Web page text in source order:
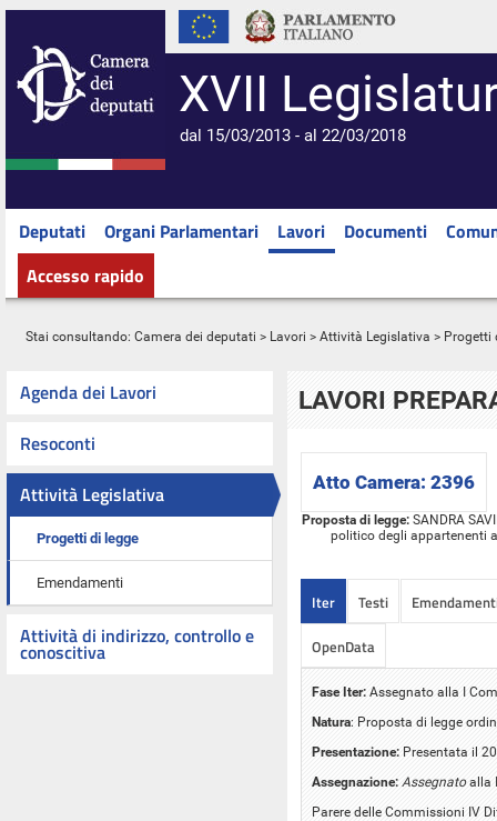
XVII
dal 15/03/2013 - al 22/03/2018
Deputati Organi Parlamentari Lavori Documenti
Accesso rapido
Stai consultando: Camera dei deputati > Lavori > Attività Legislativa > Progetti
Agenda dei Lavori
Resoconti
Attività Legislativa
Progetti di legge
Emendamenti
Attività di indirizzo, controllo e
conoscitiva
LAVORI
Atto Camera: 2396
Proposta di legge:SANDRA
politico degli appartenenti
Iter Testi
OpenData
Fase Iter: Assegnato alla I
Natura: Proposta di legge
Presentazione: Presentata il
Assegnazione: Assegnatoalla
Parere delle Commissioni IV